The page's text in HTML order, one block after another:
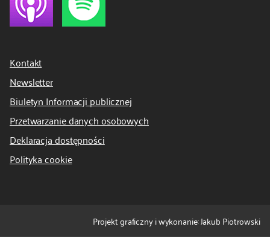
Kontakt
Newsletter
Biuletyn Informacji publicznej
Przetwarzanie danych osobowych
Deklaracja dostępności
Polityka cookie
Projekt graficzny i wykonanie: Jakub Piotrowski